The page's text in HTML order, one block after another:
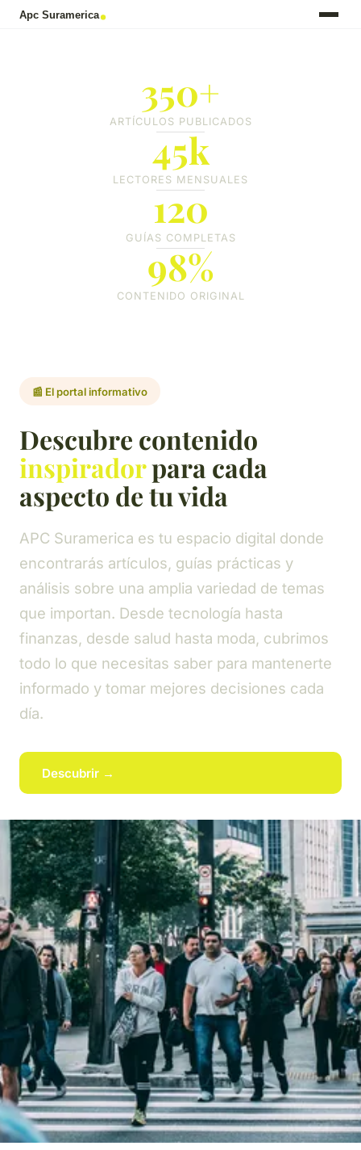
350+
ARTÍCULOS PUBLICADOS
45k
LECTORES MENSUALES
120
GUÍAS COMPLETAS
98%
CONTENIDO ORIGINAL
📰 El portal informativo
Descubre contenido
inspiradorpara cada
aspecto de tu vida
APC Suramerica es tu espacio digital donde
encontrarás artículos, guías prácticas y
análisis sobre una amplia variedad de temas
que importan. Desde tecnología hasta
finanzas, desde salud hasta moda, cubrimos
todo lo que necesitas saber para mantenerte
informado y tomar mejores decisiones cada
día.
Descubrir →